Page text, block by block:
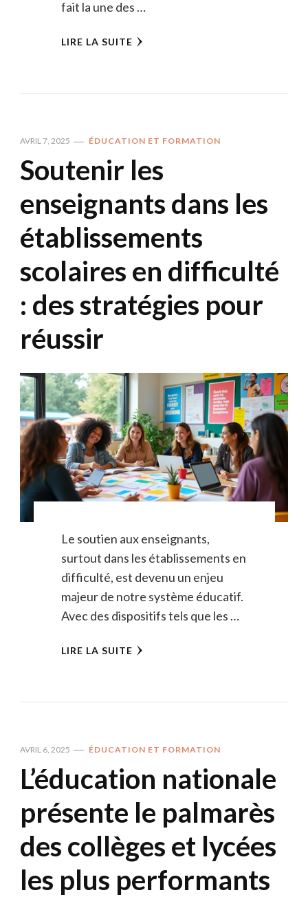
fait la une des …
LIRE LA SUITE
AVRIL 7, 2025 ÉDUCATION ET FORMATION
Soutenir les
enseignants dans les
établissements
scolaires en difficulté
: des stratégies pour
réussir
Le soutien aux enseignants,
surtout dans les établissements en
difficulté, est devenu un enjeu
majeur de notre système éducatif.
Avec des dispositifs tels que les …
LIRE LA SUITE
AVRIL 6, 2025 ÉDUCATION ET FORMATION
L’éducation nationale
présente le palmarès
des collèges et lycées
les plus performants